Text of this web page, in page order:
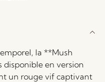
la **Mush
en version
un rouge vif captivant